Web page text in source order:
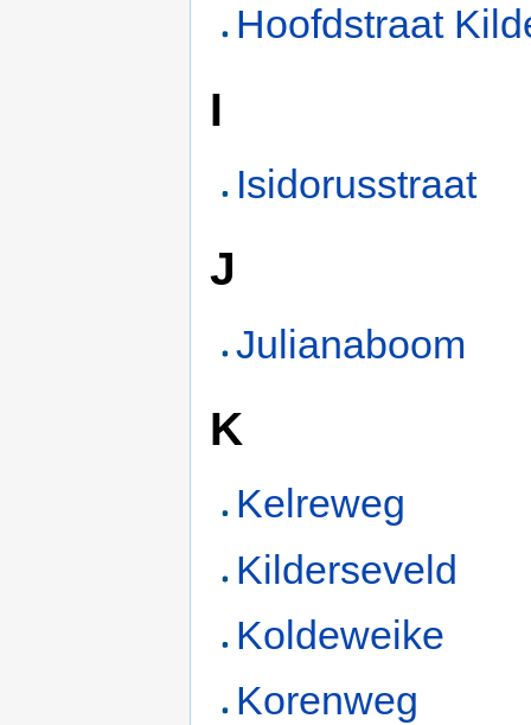
Hoofdstraat
I
Isidorusstraat
J
Julianaboom
K
Kelreweg
Kilderseveld
Koldeweike
Korenweg